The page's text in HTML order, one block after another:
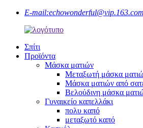
E-mail:echowonderful@vip.163.com
Σπίτι
Προϊόντα
Μάσκα ματιών
Μεταξωτή μάσκα
Μάσκα ματιών από
Βελούδινη μάσκα
Γυναικείο καπελλάκι
πολυ καπό
μεταξωτό καπό